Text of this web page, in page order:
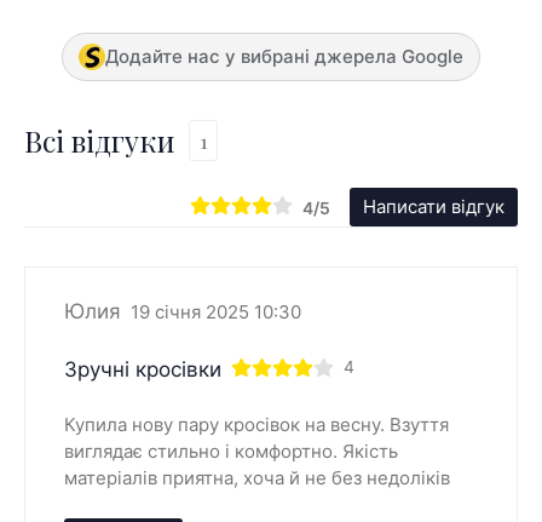
Додайте нас у вибрані джерела Google
Всі відгуки 1
4/5 Написати відгук
Юлия 19 січня 2025 10:30
Зручні кросівки 4
Купила нову пару кросівок на весну. Взуття
виглядає стильно і комфортно. Якість
матеріалів приятна, хоча й не без недоліків